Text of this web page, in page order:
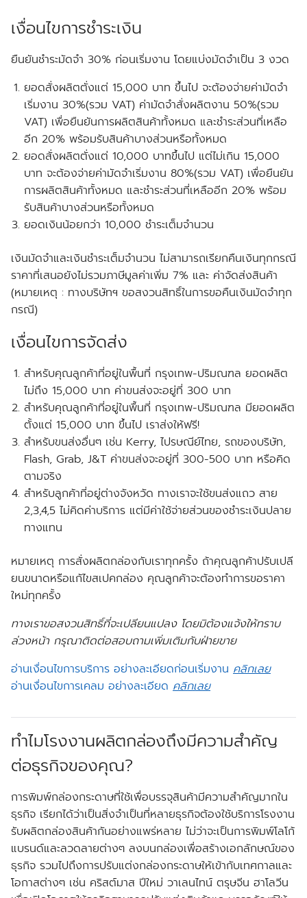
เงื่อนไขการชำระเงิน
ยืนยันชำระมัดจำ 30% ก่อนเริ่มงาน โดยแบ่งมัดจำเป็น 3 งวด
ยอดสั่งผลิตตั่งแต่ 15,000 บาท ขึ้นไป จะต้องจ่ายค่ามัดจำ
เริ่มงาน 30%(รวม VAT) ค่ามัดจำสั่งผลิตงาน 50%(รวม
VAT) เพื่อยืนยันการผลิตสินค้าทั้งหมด และชำระส่วนที่เหลือ
อีก 20% พร้อมรับสินค้าบางส่วนหรือทั้งหมด
ยอดสั่งผลิตตั่งแต่ 10,000 บาทขึ้นไป แต่ไม่เกิน 15,000
บาท จะต้องจ่ายค่ามัดจำเริ่มงาน 80%(รวม VAT) เพื่อยืนยัน
การผลิตสินค้าทั้งหมด และชำระส่วนที่เหลืออีก 20% พร้อม
รับสินค้าบางส่วนหรือทั้งหมด
ยอดเงินน้อยกว่า 10,000 ชำระเต็มจำนวน
เงินมัดจำและเงินชำระเต็มจำนวน ไม่สามารถเรียกคืนเงินทุกกรณี
ราคาที่เสนอยังไม่รวมภาษีมูลค่าเพิ่ม 7% และ ค่าจัดส่งสินค้า
(หมายเหตุ : ทางบริษัทฯ ขอสงวนสิทธิ์ในการขอคืนเงินมัดจำทุก
กรณี)
เงื่อนไขการจัดส่ง
สำหรับคุณลูกค้าที่อยู่ในพื้นที่ กรุงเทพ-ปริมณฑลยอดผลิต
ไม่ถึง 15,000 บาท ค่าขนส่งจะอยู่ที่ 300 บาท
สำหรับคุณลูกค้าที่อยู่ในพื้นที่ กรุงเทพ-ปริมณฑล มียอดผลิต
ตั้งแต่ 15,000 บาท ขึ้นไป เราส่งให้ฟรี!
สำหรับขนส่งอื่นๆ เช่น Kerry, ไปรษณีย์ไทย, รถของบริษัท,
Flash, Grab, J&T ค่าขนส่งจะอยู่ที่ 300-500 บาท หรือคิด
ตามจริง
สำหรับลูกค้าที่อยู่ต่างจังหวัด ทางเราจะใช้ขนส่งแถว สาย
2,3,4,5 ไม่คิดค่าบริการ แต่มีค่าใช้จ่ายส่วนของชำระเงินปลาย
ทางแทน
หมายเหตุ การสั่งผลิตกล่องกับเราทุกครั้ง ถ้าคุณลูกค้าปรับเปลี
ยนขนาดหรือแก้ไขสเปคกล่อง คุณลูกค้าจะต้องทำการขอราคา
ใหม่ทุกครั้ง
ทางเราขอสงวนสิทธิ์ที่จะเปลียนแปลง โดยมิต้องแจ้งให้ทราบ
ล่วงหน้า กรุณาติดต่อสอบถามเพิ่มเติมกับฝ่ายขาย
อ่านเงื่อนไขการบริการ อย่างละเอียดก่อนเริ่มงาน คลิกเลย
อ่านเงื่อนไขการเคลม อย่างละเอียด คลิกเลย
ทำไมโรงงานผลิตกล่องถึงมีความสำคัญ
ต่อธุรกิจของคุณ?
การพิมพ์กล่องกระดาษที่ใช้เพื่อบรรจุสินค้ามีความสำคัญมากใน
ธุรกิจ เรียกได้ว่าเป็นสิ่งจำเป็นที่หลายธุรกิจต้องใช้บริการโรงงาน
รับผลิตกล่องสินค้ากันอย่างแพร่หลาย ไม่ว่าจะเป็นการพิมพ์โลโก้
แบรนด์และลวดลายต่างๆ ลงบนกล่องเพื่อสร้างเอกลักษณ์ของ
ธุรกิจ รวมไปถึงการปรับแต่งกล่องกระดาษให้เข้ากับเทศกาลและ
โอกาสต่างๆ เช่น คริสต์มาส ปีใหม่ วาเลนไทน์ ตรุษจีน ฮาโลวีน